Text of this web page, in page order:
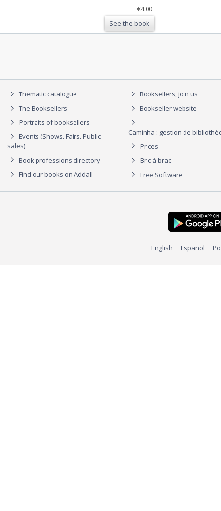
€4.00
See the book
Thematic catalogue
The Booksellers
Portraits of booksellers
Events (Shows, Fairs, Public
sales)
Book professions directory
Find our books on Addall
Booksellers, join us
Bookseller website
Caminha : gestion de
Prices
Bric à brac
Free Software
English Español